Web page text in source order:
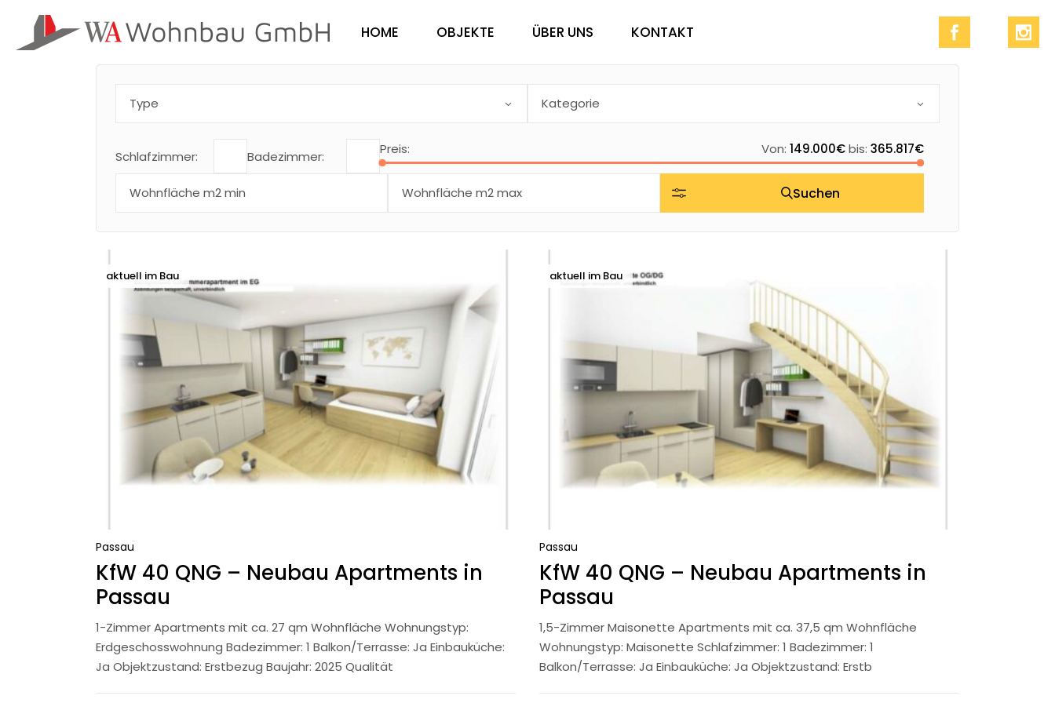
the
content HOME OBJEKTE ÜBER UNS KONTAKT
Type Kategorie
Schlafzimmer: Badezimmer: Preis: Von: 149.000€bis: 365.817€
Suchen
aktuell im Bau
Passau
KfW 40 QNG – Neubau Apartments in
Passau
1-Zimmer Apartments mit ca. 27 qm Wohnfläche Wohnungstyp:
Erdgeschosswohnung Badezimmer: 1 Balkon/Terrasse: Ja Einbauküche:
Ja Objektzustand: Erstbezug Baujahr: 2025 Qualität
aktuell im Bau
Passau
KfW 40 QNG – Neubau Apartments in
Passau
1,5-Zimmer Maisonette Apartments mit ca. 37,5 qm Wohnfläche
Wohnungstyp: Maisonette Schlafzimmer: 1 Badezimmer: 1
Balkon/Terrasse: Ja Einbauküche: Ja Objektzustand: Erstb